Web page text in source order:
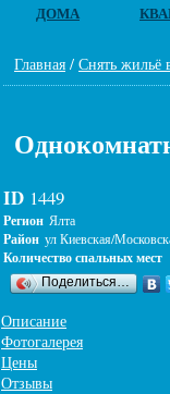
ДОМА
Главная / Снять жильё
ID 1449
Регион Ялта
Район ул Киевская/
Количество спальных мест
Поделиться…
Описание
Фотогалерея
Цены
Отзывы